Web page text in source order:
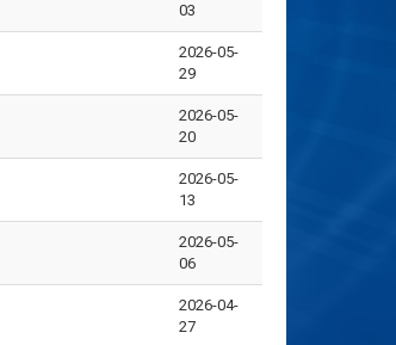
03
2026-05-
29
2026-05-
20
2026-05-
13
2026-05-
06
2026-04-
27